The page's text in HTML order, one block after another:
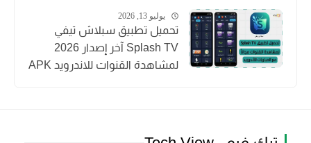
يوليو 13, 2026
تحميل تطبيق سبلاش تيفي
Splash TV آخر إصدار 2026
لمشاهدة القنوات للاندرويد APK